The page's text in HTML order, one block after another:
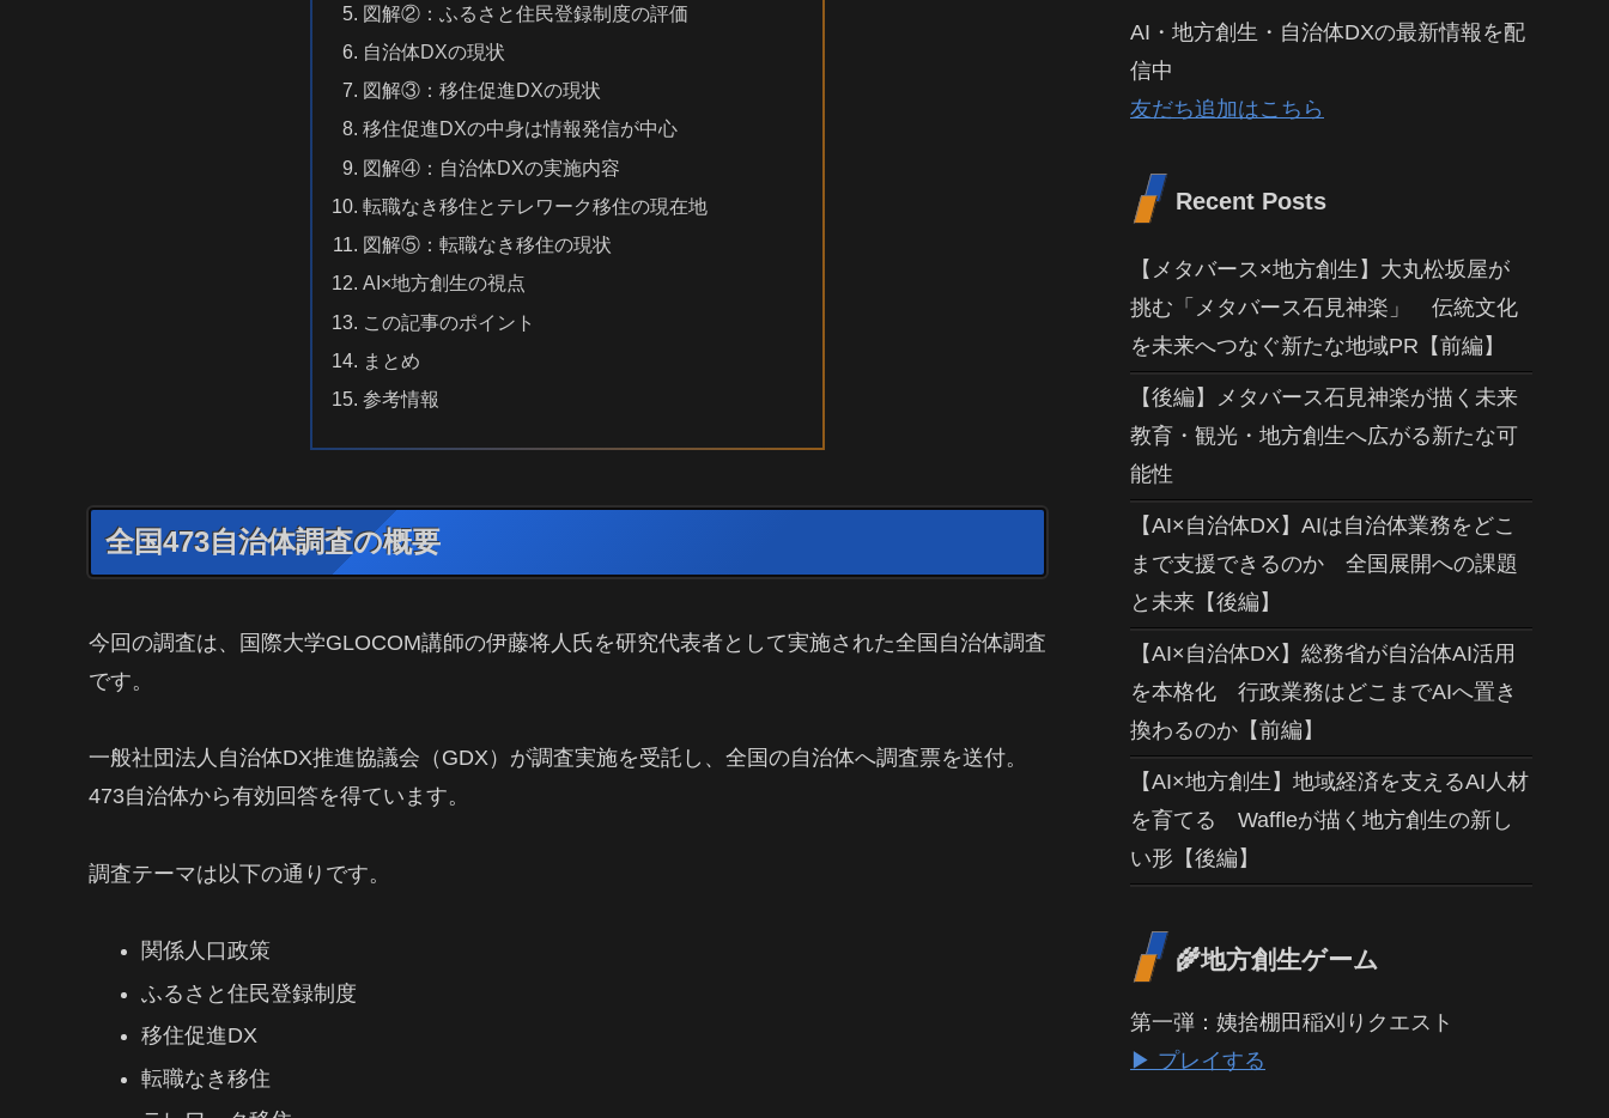
図解②：ふるさと住民登録制度の評価
自治体DXの現状
図解③：移住促進DXの現状
移住促進DXの中身は情報発信が中心
図解④：自治体DXの実施内容
転職なき移住とテレワーク移住の現在地
図解⑤：転職なき移住の現状
AI×地方創生の視点
この記事のポイント
まとめ
参考情報
全国473自治体調査の概要
今回の調査は、国際大学GLOCOM講師の伊藤将人氏を研究代表者として実施された全国自治体調査
です。
一般社団法人自治体DX推進協議会（GDX）が調査実施を受託し、全国の自治体へ調査票を送付。
473自治体から有効回答を得ています。
調査テーマは以下の通りです。
関係人口政策
ふるさと住民登録制度
移住促進DX
転職なき移住
AI・地方創生・自治体DXの最新情報を配
信中
友だち追加はこちら
Recent Posts
【メタバース×地方創生】大丸松坂屋が
挑む「メタバース石見神楽」 伝統文化
を未来へつなぐ新たな地域PR【前編】
【後編】メタバース石見神楽が描く未来
教育・観光・地方創生へ広がる新たな可
能性
【AI×自治体DX】AIは自治体業務をどこ
まで支援できるのか 全国展開への課題
と未来【後編】
【AI×自治体DX】総務省が自治体AI活用
を本格化 行政業務はどこまでAIへ置き
換わるのか【前編】
【AI×地方創生】地域経済を支えるAI人材
を育てる Waffleが描く地方創生の新し
い形【後編】
🌾地方創生ゲーム
第一弾：姨捨棚田稲刈りクエスト
▶ プレイする